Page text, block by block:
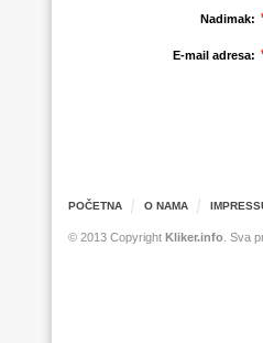
Nadimak:
E-mail adresa:
POČETNA O NAMA
© 2013 Copyright Kliker.info . Sva